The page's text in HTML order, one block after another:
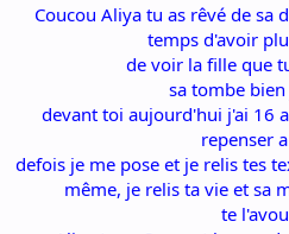
Coucou Aliya tu as rêvé de sa
temps d'avoir
de voir la fille que
sa tombe bien
devant toi aujourd'hui j'ai 16
repenser
defois je me pose et je relis tes
même, je relis ta vie et sa
te